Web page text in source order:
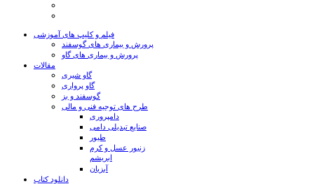
فیلم و کلیپ های آموزشی
پرورش و بیماری های گوسفند
پرورش و بیماری های گاو
مقالات
گاو شیری
گاو پرواری
گوسفند و بز
طرح های توجیه فنی و مالی
دامپروری
صنایع تبدیلی دامی
طیور
زنبور عسل و کرم
ابریشم
آبزیان
دانلود کتاب